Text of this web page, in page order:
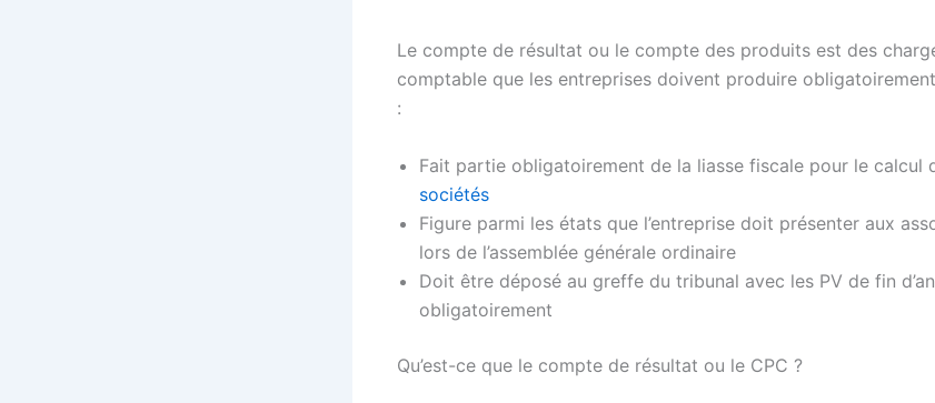
Le compte de résultat ou le compte des produits est des
comptable que les entreprises doivent produire
:
Fait partie obligatoirement de la liasse fiscale pour le calcul
sociétés
Figure parmi les états que l’entreprise doit présenter aux
lors de l’assemblée générale ordinaire
Doit être déposé au greffe du tribunal avec les PV de fin
obligatoirement
Qu’est-ce que le compte de résultat ou le CPC ?